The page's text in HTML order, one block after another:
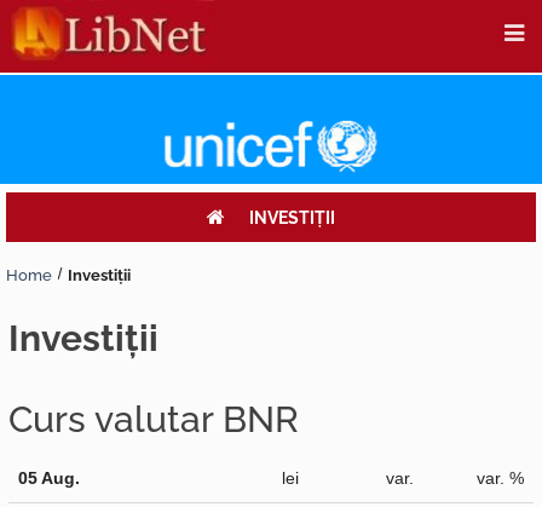
INVESTIŢII
Home Investiţii
investiţii
Curs valutar BNR
05 Aug. lei var. var. %